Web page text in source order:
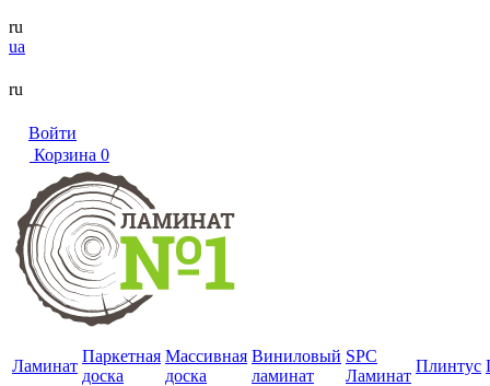
ru
ua
ru
Войти
Корзина 0
Ламинат
Паркетная
доска
Массивная
доска
Виниловый
ламинат
SPC
Ламинат
Плинтус